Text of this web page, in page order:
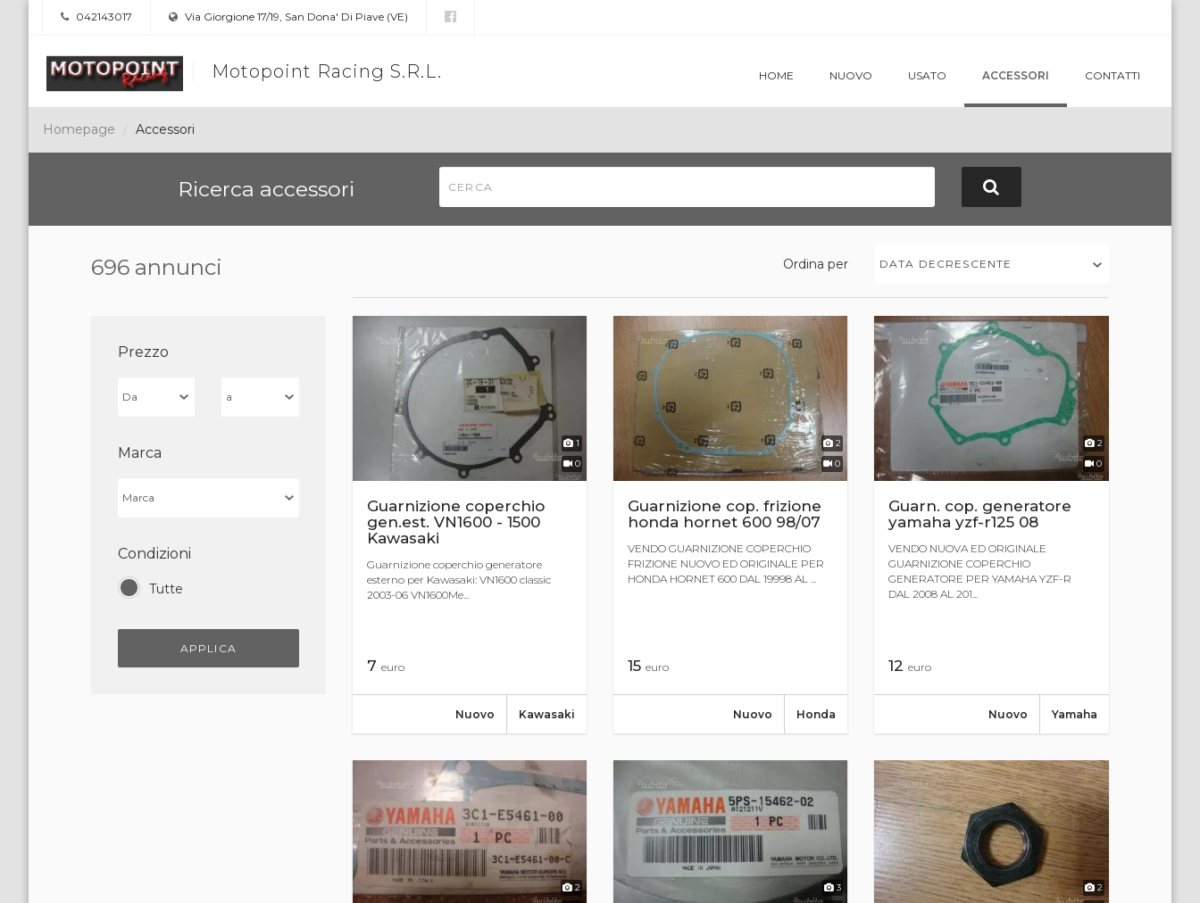
042143017 Via Giorgione 17/19, San Dona' Di Piave (VE)
Motopoint Racing S.R.L. HOME NUOVO USATO ACCESSORI CONTATTI
Homepage Accessori
Ricerca accessori
696 annunci Ordina per DATA DECRESCENTE
Prezzo
Marca
Condizioni
Tutte
APPLICA
1
0
Guarnizione coperchio
gen.est. VN1600 - 1500
Kawasaki
Guarnizione coperchio generatore
esterno per Kawasaki: VN1600 classic
2003-06 VN1600Me...
7 euro
Kawasaki
Nuovo
2
0
Guarnizione cop. frizione
honda hornet 600 98/07
VENDO GUARNIZIONE COPERCHIO
FRIZIONE NUOVO ED ORIGINALE PER
HONDA HORNET 600 DAL 19998 AL ...
15 euro
Honda
Nuovo
2
0
Guarn. cop. generatore
yamaha yzf-r125 08
VENDO NUOVA ED ORIGINALE
GUARNIZIONE COPERCHIO
GENERATORE PER YAMAHA YZF-R
DAL 2008 AL 201...
12euro
Yamaha
Nuovo
2
3
2